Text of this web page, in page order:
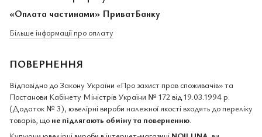
«Оплата частинами» ПриватБанку
Більше інформації про оплату
ПОВЕРНЕННЯ
Відповідно до Закону України «Про захист прав споживачів» та
Постанови Кабінету Міністрів України № 172 від 19.03.1994 р.
(Додаток № 3), ювелірні вироби належної якості входять до переліку
товарів, що не підлягають обміну та поверненню